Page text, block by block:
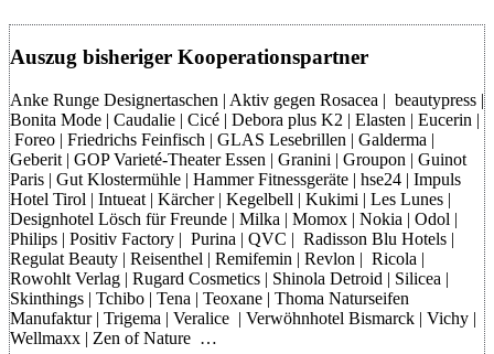
Auszug bisheriger Kooperationspartner
Anke Runge Designertaschen | Aktiv gegen Rosacea | beautypress |
Bonita Mode | Caudalie | Cicé | Debora plus K2 | Elasten | Eucerin |
Foreo | Friedrichs Feinfisch | GLAS Lesebrillen | Galderma |
Geberit | GOP Varieté-Theater Essen | Granini | Groupon | Guinot
Paris | Gut Klostermühle | Hammer Fitnessgeräte | hse24 | Impuls
Hotel Tirol | Intueat | Kärcher | Kegelbell | Kukimi | Les Lunes |
Designhotel Lösch für Freunde | Milka | Momox | Nokia | Odol |
Philips | Positiv Factory | Purina | QVC | Radisson Blu Hotels |
Regulat Beauty | Reisenthel | Remifemin | Revlon | Ricola |
Rowohlt Verlag | Rugard Cosmetics | Shinola Detroid | Silicea |
Skinthings | Tchibo | Tena | Teoxane | Thoma Naturseifen
Manufaktur | Trigema | Veralice | Verwöhnhotel Bismarck | Vichy |
Wellmaxx | Zen of Nature …